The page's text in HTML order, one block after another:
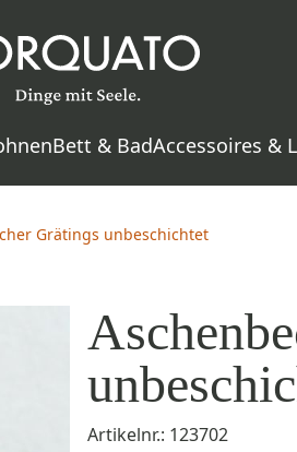
Bett & BadAccessoires &
Grätings unbeschichtet
Artikelnr.: 123702